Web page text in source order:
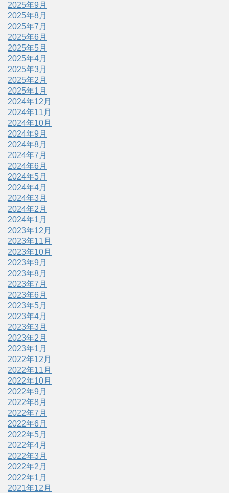
2025年9月
2025年8月
2025年7月
2025年6月
2025年5月
2025年4月
2025年3月
2025年2月
2025年1月
2024年12月
2024年11月
2024年10月
2024年9月
2024年8月
2024年7月
2024年6月
2024年5月
2024年4月
2024年3月
2024年2月
2024年1月
2023年12月
2023年11月
2023年10月
2023年9月
2023年8月
2023年7月
2023年6月
2023年5月
2023年4月
2023年3月
2023年2月
2023年1月
2022年12月
2022年11月
2022年10月
2022年9月
2022年8月
2022年7月
2022年6月
2022年5月
2022年4月
2022年3月
2022年2月
2022年1月
2021年12月